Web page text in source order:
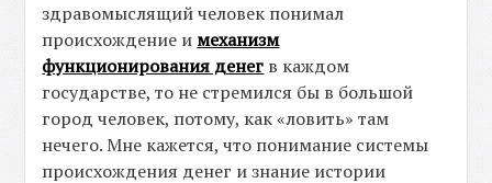
здравомыслящий человек понимал
происхождение и механизм
функционирования денег в каждом
государстве, то не стремился бы в большой
город человек, потому, как «ловить» там
нечего. Мне кажется, что понимание системы
происхождения денег и знание истории